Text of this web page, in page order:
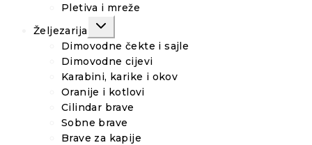
Pletiva i mreže
Željezarija
TOGGLE
MENU
Dimovodne čekte i sajle
Dimovodne cijevi
Karabini, karike i okov
Oranije i kotlovi
Cilindar brave
Sobne brave
Brave za kapije